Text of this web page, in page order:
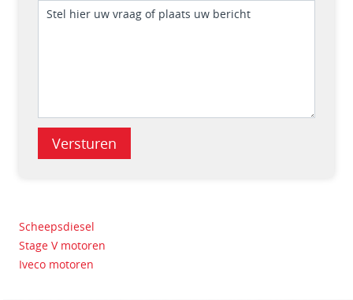
Versturen
Scheepsdiesel
Stage V motoren
Iveco motoren